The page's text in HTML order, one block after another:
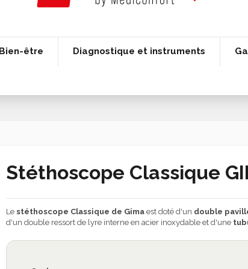
Bien-être Diagnostique et instruments
Stéthoscope Classique
Lestéthoscope Classique de Gimaest doté d'un double
d'un double ressort de lyre interne en acier inoxydable et d'une